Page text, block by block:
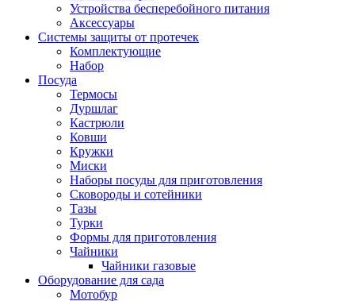
Устройства бесперебойного питания
Аксессуары
Системы защиты от протечек
Комплектующие
Набор
Посуда
Термосы
Дуршлаг
Кастрюли
Ковши
Кружки
Миски
Наборы посуды для приготовления
Сковороды и сотейники
Тазы
Турки
Формы для приготовления
Чайники
Чайники газовые
Оборудование для сада
Мотобур